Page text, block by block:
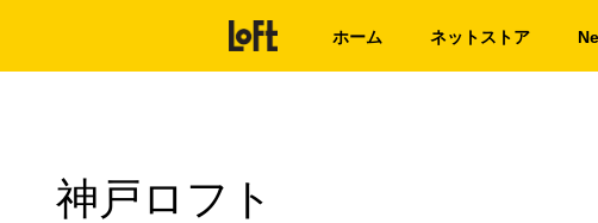
ホーム ネットストア
神戸ロフト